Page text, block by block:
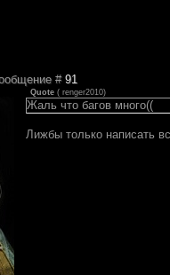
# 91
Quote ( renger2010)
Жаль что багов много((
Лижбы только написать